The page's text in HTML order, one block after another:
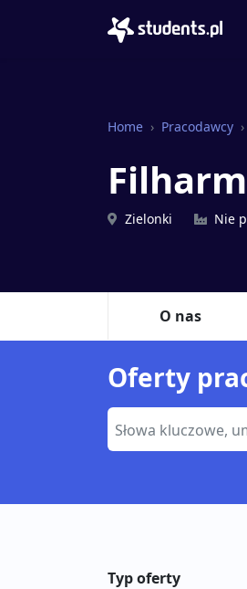
Home Pracodawcy
Zielonki Nie
O nas
Oferty
Typ oferty